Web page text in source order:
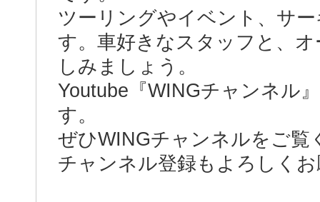
ツーリングやイベント、サ
す。車好きなスタッフと、
しみましょう。
Youtube『WINGチャンネル
す。
ぜひWINGチャンネルをご覧
チャンネル登録もよろしく